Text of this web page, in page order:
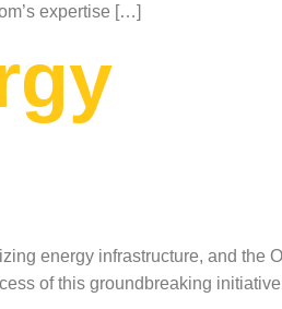
expertise […]
energy infrastructure, and the
of this groundbreaking